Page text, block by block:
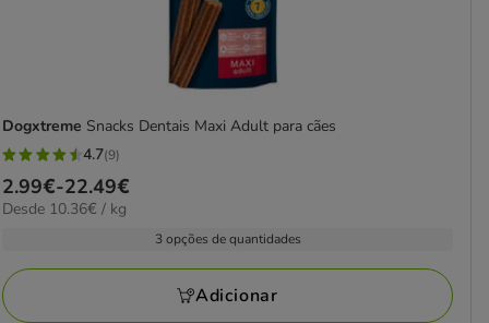
Dogxtreme Snacks Dentais Maxi Adult para cães
4.7
estrelas
com
avaliações
4.7(9)
Preço
de
22.49€
2.99€-22.49€
10.36€
Desde 10.36€ / kg
3 opções de quantidades
Adicionar